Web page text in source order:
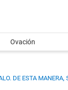
Ovación
DE ESTA